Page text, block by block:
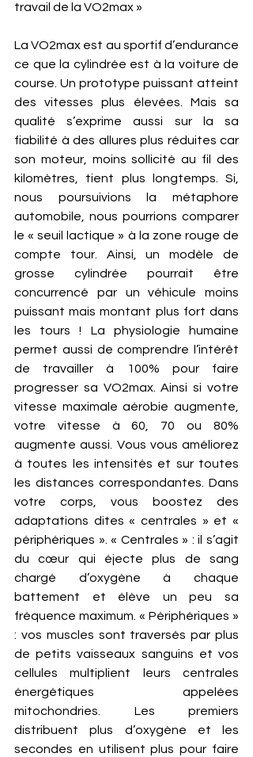
travail de la VO2max »
La VO2max est au sportif d’endurance
ce que la cylindrée est à la voiture de
course. Un prototype puissant atteint
des vitesses plus élevées. Mais sa
qualité s’exprime aussi sur la sa
fiabilité à des allures plus réduites car
son moteur, moins sollicité au fil des
kilomètres, tient plus longtemps. Si,
nous poursuivions la métaphore
automobile, nous pourrions comparer
le « seuil lactique » à la zone rouge de
compte tour. Ainsi, un modèle de
grosse cylindrée pourrait être
concurrencé par un véhicule moins
puissant mais montant plus fort dans
les tours ! La physiologie humaine
permet aussi de comprendre l’intérêt
de travailler à 100% pour faire
progresser sa VO2max. Ainsi si votre
vitesse maximale aérobie augmente,
votre vitesse à 60, 70 ou 80%
augmente aussi. Vous vous améliorez
à toutes les intensités et sur toutes
les distances correspondantes. Dans
votre corps, vous boostez des
adaptations dites « centrales » et «
périphériques ». « Centrales » : il s’agit
du cœur qui éjecte plus de sang
chargé d’oxygène à chaque
battement et élève un peu sa
fréquence maximum. « Périphériques »
: vos muscles sont traversés par plus
de petits vaisseaux sanguins et vos
cellules multiplient leurs centrales
énergétiques appelées
mitochondries. Les premiers
distribuent plus d’oxygène et les
secondes en utilisent plus pour faire